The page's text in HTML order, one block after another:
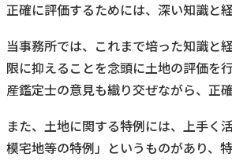
正確に評価するためには、深い知識と
当事務所では、これまで培った知識と
限に抑えることを念頭に土地の評価を
産鑑定士の意見も織り交ぜながら、正
また、土地に関する特例には、上手く
模宅地等の特例」というものがあり、